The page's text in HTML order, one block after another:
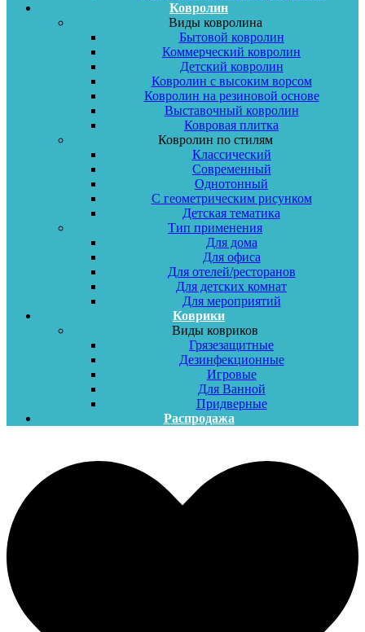
Ковролин
Виды ковролина
Бытовой ковролин
Коммерческий ковролин
Детский ковролин
Ковролин с высоким ворсом
Ковролин на резиновой основе
Выставочный ковролин
Ковровая плитка
Ковролин по стилям
Классический
Современный
Однотонный
С геометрическим рисунком
Детская тематика
Тип применения
Для дома
Для офиса
Для отелей/ресторанов
Для детских комнат
Для мероприятий
Коврики
Виды ковриков
Грязезащитные
Дезинфекционные
Игровые
Для Ванной
Придверные
Распродажа